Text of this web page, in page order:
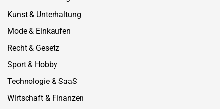
Kunst & Unterhaltung
Mode & Einkaufen
Recht & Gesetz
Sport & Hobby
Technologie & SaaS
Wirtschaft & Finanzen